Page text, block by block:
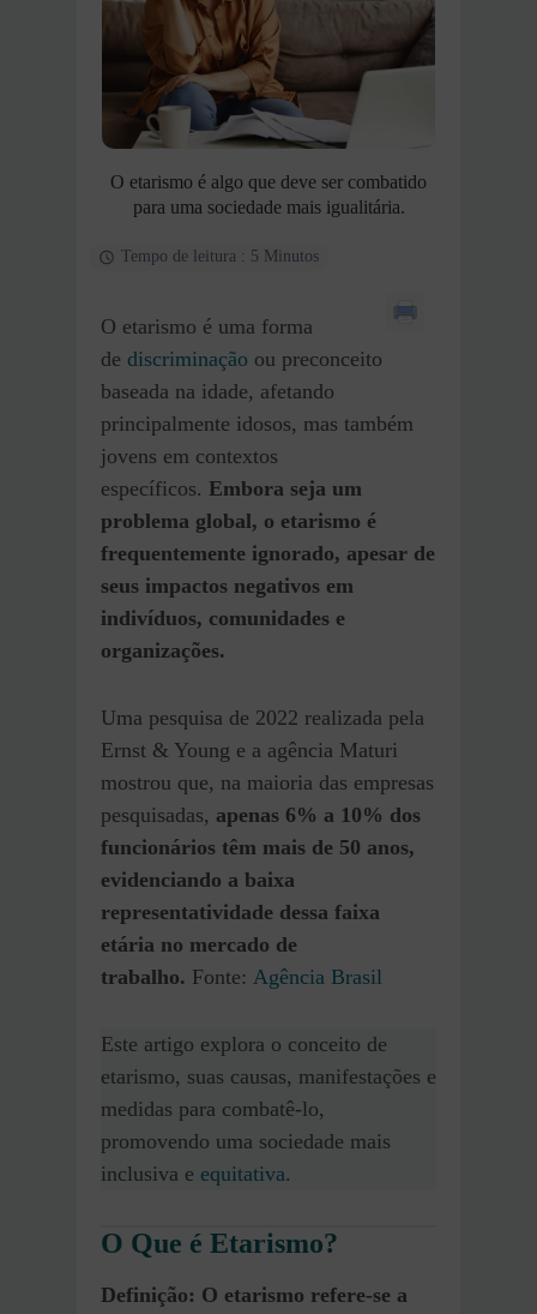
O etarismo é algo que deve ser combatido
para uma sociedade mais igualitária.
Tempo de leitura : 5 Minutos
O etarismo é uma forma
de discriminação ou preconceito
baseada na idade, afetando
principalmente idosos, mas também
jovens em contextos
específicos. Embora seja um
problema global, o etarismo é
frequentemente ignorado, apesar de
seus impactos negativos em
indivíduos, comunidades e
organizações.
Uma pesquisa de 2022 realizada pela
Ernst & Young e a agência Maturi
mostrou que, na maioria das empresas
pesquisadas, apenas 6% a 10% dos
funcionários têm mais de 50 anos,
evidenciando a baixa
representatividade dessa faixa
etária no mercado de
trabalho. Fonte: Agência Brasil
Este artigo explora o conceito de
etarismo, suas causas, manifestações e
medidas para combatê-lo,
promovendo uma sociedade mais
inclusiva e equitativa.
O Que é Etarismo?
Definição: O etarismo refere-se a